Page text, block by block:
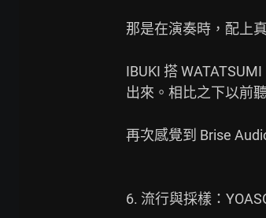
那是在演奏時，配上
IBUKI 搭
出來。相比之下以前
再次感覺到 Brise
6. 流行與採樣：